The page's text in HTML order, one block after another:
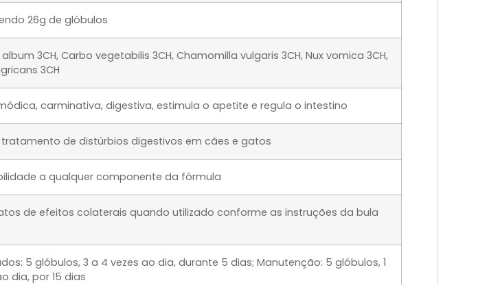
26g de glóbulos
3CH, Carbo vegetabilis 3CH, Chamomilla vulgaris 3CH, Nux vomica 3CH,
3CH
carminativa, digestiva, estimula o apetite e regula o intestino
de distúrbios digestivos em cães e gatos
a qualquer componente da fórmula
de efeitos colaterais quando utilizado conforme as instruções da bula
5 glóbulos, 3 a 4 vezes ao dia, durante 5 dias; Manutenção: 5 glóbulos, 1
dia, por 15 dias